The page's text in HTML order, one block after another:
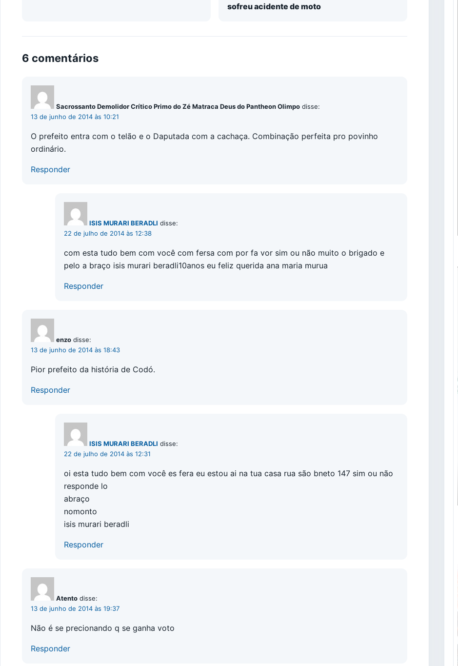
sofreu acidente de moto
6 comentários
Sacrossanto Demolidor Crítico Primo do Zé Matraca Deus do Pantheon Olimpo disse:
13 de junho de 2014 às 10:21
O prefeito entra com o telão e o Daputada com a cachaça. Combinação perfeita pro povinho
ordinário.
Responder
ISIS MURARI BERADLI disse:
22 de julho de 2014 às 12:38
com esta tudo bem com você com fersa com por fa vor sim ou não muito o brigado e
pelo a braço isis murari beradli10anos eu feliz querida ana maria murua
Responder
enzo disse:
13 de junho de 2014 às 18:43
Pior prefeito da história de Codó.
Responder
ISIS MURARI BERADLI disse:
22 de julho de 2014 às 12:31
oi esta tudo bem com você es fera eu estou ai na tua casa rua são bneto 147 sim ou não
responde lo
abraço
nomonto
isis murari beradli
Responder
Atento disse:
13 de junho de 2014 às 19:37
Não é se precionando q se ganha voto
Responder